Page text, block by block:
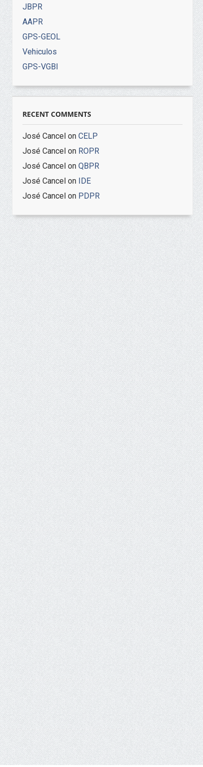
JBPR
AAPR
GPS-GEOL
Vehiculos
GPS-VGBI
RECENT COMMENTS
José Cancelon CELP
José Cancelon ROPR
José Cancelon QBPR
José Cancelon IDE
José Cancelon PDPR